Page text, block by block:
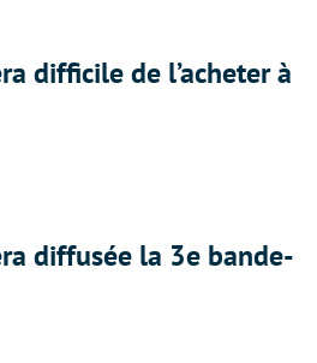
difficile de l’acheter à
diffusée la 3e bande-